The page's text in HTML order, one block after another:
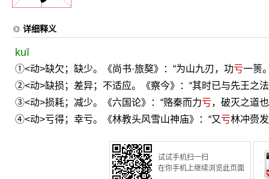
详细释义
kuī
①<动>缺欠；缺少。《尚书·旅獒》：“为山九刃，功亏一篑
②<动>缺损；差异；不适应。《察今》：“其时已与先王之法
③<动>损耗；减少。《六国论》：“赂秦而力亏，破灭之道
④<动>亏得；幸亏。《林教头风雪山神庙》：“又亏林冲赍
试试手机扫一扫
在你手机上继续浏览此页面